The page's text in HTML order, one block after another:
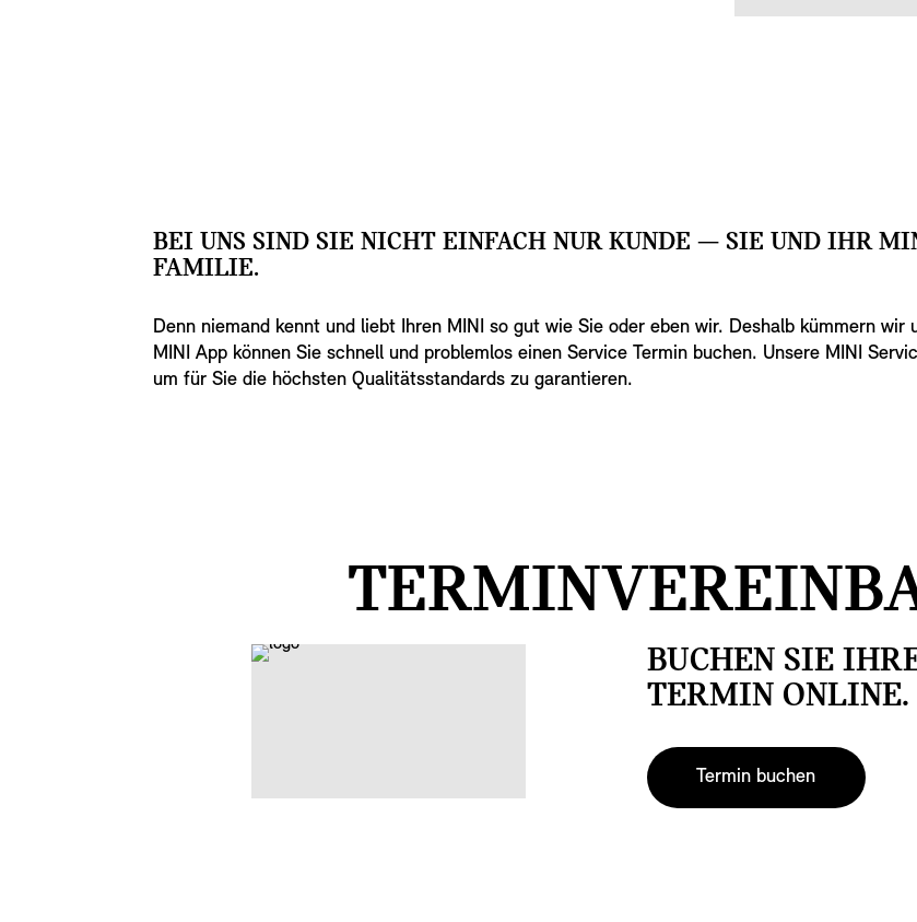
BEI UNS SIND SIE NICHT EINFACH NUR KUNDE — SIE UND IHR
FAMILIE.
Denn niemand kennt und liebt Ihren MINI so gut wie Sie oder eben wir. Deshalb kümmern wir
MINI App können Sie schnell und problemlos einen Service Termin buchen. Unsere MINI
um für Sie die höchsten Qualitätsstandards zu garantieren.
BUCHEN SIE
TERMIN ONLINE.
Termin buchen